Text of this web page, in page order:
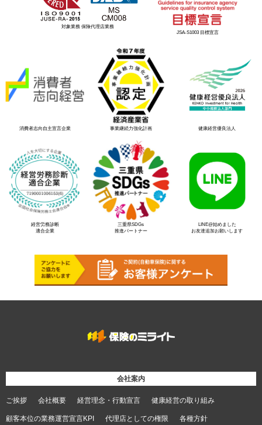
対象業務 保険代理店業務
JSA-S1003 目標宣言
消費者志向自主宣言企業 事業継続力強化計画 健康経営優良法人
経営労務診断
適合企業
三重県SDGs
推進パートナー
LINE@始めました
お友達追加お願いします
会社案内
ご挨拶 会社概要 経営理念・行動宣言 健康経営の取り組み
顧客本位の業務運営宣言KPI 代理店としての権限
各種方針